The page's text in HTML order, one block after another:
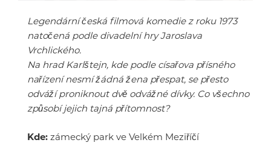
Legendární česká filmová komedie z roku 1973
natočená podle divadelní hry Jaroslava
Vrchlického.
Na hrad Karlštejn, kde podle císařova přísného
nařízení nesmí žádná žena přespat, se přesto
odváží proniknout dvě odvážné dívky. Co všechno
způsobí jejich tajná přítomnost?
Kde: zámecký park ve Velkém Meziříčí